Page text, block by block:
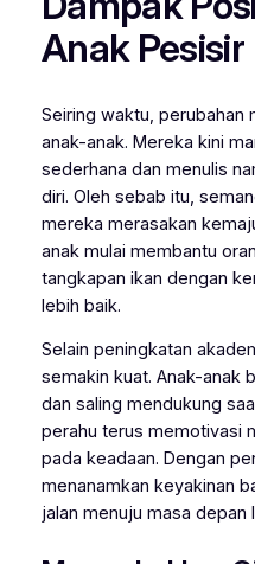
Anak Pesisir
Seiring waktu, perubahan
anak-anak. Mereka kini
sederhana dan menulis
diri. Oleh sebab itu,
mereka merasakan
anak mulai membantu
tangkapan ikan dengan
lebih baik.
Selain peningkatan
semakin kuat. Anak-anak
dan saling mendukung
perahu terus memotivasi
pada keadaan. Dengan
menanamkan keyakinan
jalan menuju masa depan